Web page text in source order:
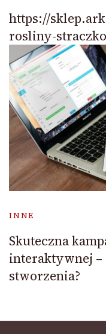
https://
rosliny-
INNE
Skuteczna
interaktywnej –
stworzenia?